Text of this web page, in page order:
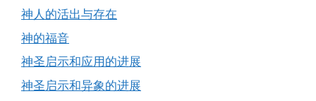
神人的活出与存在
神的福音
神圣启示和应用的进展
神圣启示和异象的进展